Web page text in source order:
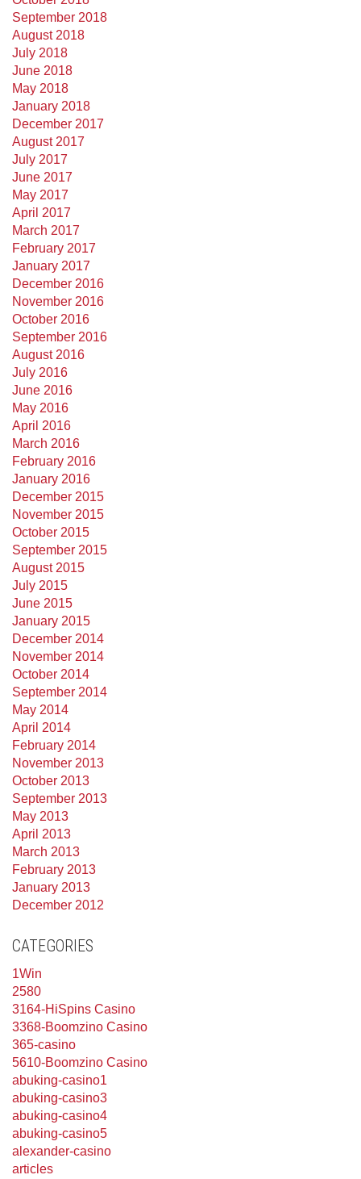
September 2018
August 2018
July 2018
June 2018
May 2018
January 2018
December 2017
August 2017
July 2017
June 2017
May 2017
April 2017
March 2017
February 2017
January 2017
December 2016
November 2016
October 2016
September 2016
August 2016
July 2016
June 2016
May 2016
April 2016
March 2016
February 2016
January 2016
December 2015
November 2015
October 2015
September 2015
August 2015
July 2015
June 2015
January 2015
December 2014
November 2014
October 2014
September 2014
May 2014
April 2014
February 2014
November 2013
October 2013
September 2013
May 2013
April 2013
March 2013
February 2013
January 2013
December 2012
CATEGORIES
1Win
2580
3164-HiSpins Casino
3368-Boomzino Casino
365-casino
5610-Boomzino Casino
abuking-casino1
abuking-casino3
abuking-casino4
abuking-casino5
alexander-casino
articles